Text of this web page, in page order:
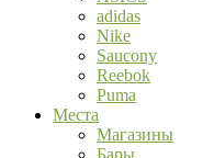
adidas
Nike
Saucony
Reebok
Puma
Места
Магазины
Бары